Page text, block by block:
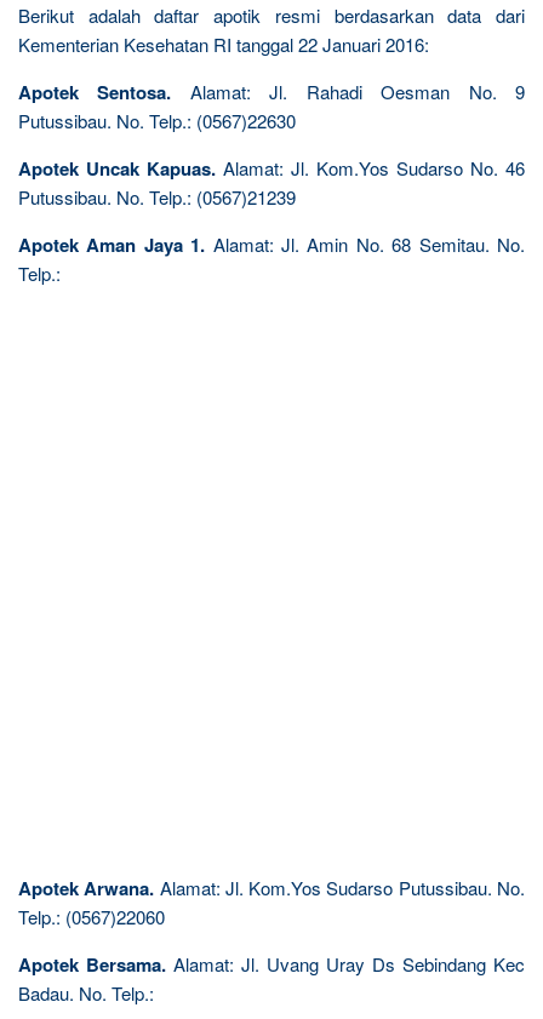
Berikut adalah daftar apotik resmi berdasarkan data dari
Kementerian Kesehatan RI tanggal 22 Januari 2016:
Apotek Sentosa. Alamat: Jl. Rahadi Oesman No. 9
Putussibau. No. Telp.: (0567)22630
Apotek Uncak Kapuas. Alamat: Jl. Kom.Yos Sudarso No. 46
Putussibau. No. Telp.: (0567)21239
Apotek Aman Jaya 1. Alamat: Jl. Amin No. 68 Semitau. No.
Telp.:
Apotek Arwana. Alamat: Jl. Kom.Yos Sudarso Putussibau. No.
Telp.: (0567)22060
Apotek Bersama. Alamat: Jl. Uvang Uray Ds Sebindang Kec
Badau. No. Telp.: